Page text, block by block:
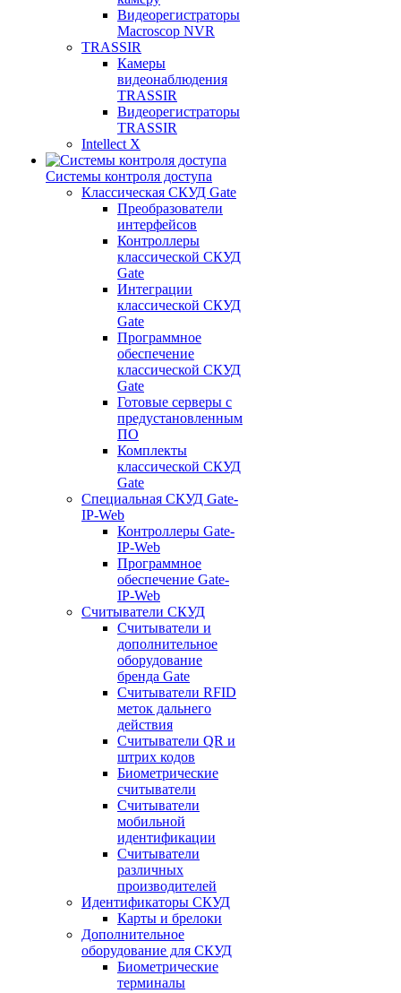
Видеорегистраторы
Macroscop NVR
TRASSIR
Камеры
видеонаблюдения
TRASSIR
Видеорегистраторы
TRASSIR
Intellect X
Системы контроля доступа
Классическая СКУД Gate
Преобразователи
интерфейсов
Контроллеры
классической СКУД
Gate
Интеграции
классической СКУД
Gate
Программное
обеспечение
классической СКУД
Gate
Готовые серверы с
предустановленным
ПО
Комплекты
классической СКУД
Gate
Специальная СКУД Gate-
IP-Web
Контроллеры Gate-
IP-Web
Программное
обеспечение Gate-
IP-Web
Считыватели СКУД
Считыватели и
дополнительное
оборудование
бренда Gate
Считыватели RFID
меток дальнего
действия
Считыватели QR и
штрих кодов
Биометрические
считыватели
Считыватели
мобильной
идентификации
Считыватели
различных
производителей
Идентификаторы СКУД
Карты и брелоки
Дополнительное
оборудование для СКУД
Биометрические
терминалы